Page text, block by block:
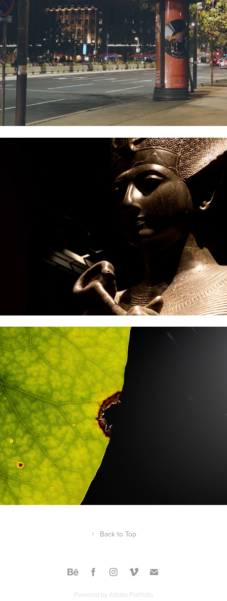
Il Museo Egizio di Torino
Leaves
↑ Back to Top
Powered byAdobe Portfolio